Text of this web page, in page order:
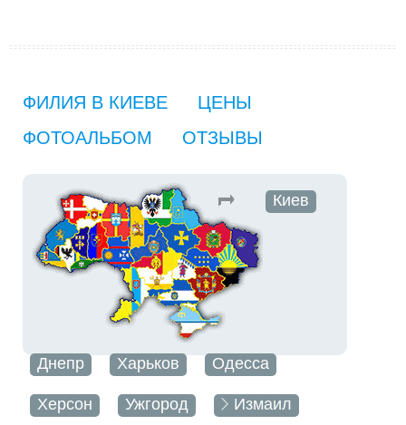
ФИЛИЯ В КИЕВЕ
ЦЕНЫ
ФОТОАЛЬБОМ
ОТЗЫВЫ
Киев
Днепр Харьков Одесса
Херсон Ужгород Измаил